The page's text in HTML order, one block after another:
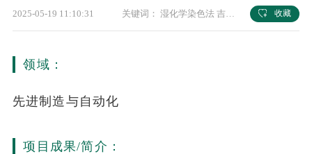
2025-05-19 11:10:31 关键词： 湿化学染色法 吉林大学 科研成果
收藏
领域：
先进制造与自动化
项目成果/简介：